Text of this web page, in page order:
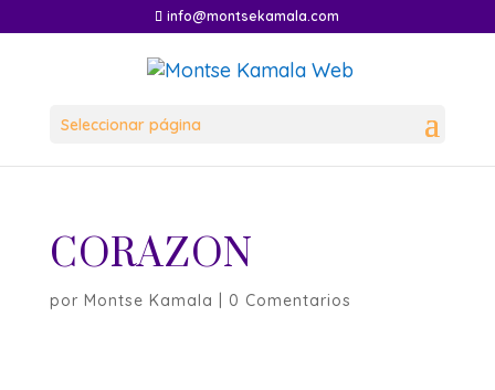
info@montsekamala.com
Seleccionar página
CORAZON
por Montse Kamala 0 Comentarios